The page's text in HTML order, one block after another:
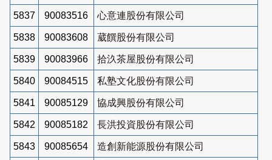
5837 90083516 心意連股份有限公司
5838 90083608 葳饌股份有限公司
5839 90083966 拾汣茶屋股份有限公司
5840 90084515 私塾文化股份有限公司
5841 90085129 協成興股份有限公司
5842 90085182 長洪投資股份有限公司
5843 90085654 造創新能源股份有限公司